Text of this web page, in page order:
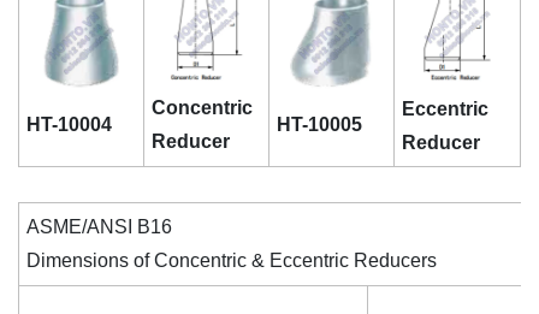
HT-10004
Concentric
Reducer
HT-10005
Eccentric
Reducer
ASME/ANSI B16
Dimensions of Concentric & Eccentric Reducers